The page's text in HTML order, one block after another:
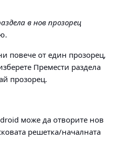
в нов прозорец
повече от един прозорец,
Премести раздела
прозорец.
може да отворите нов
решетка/началната